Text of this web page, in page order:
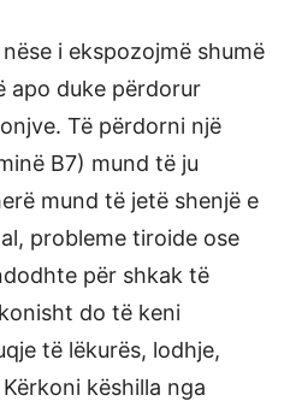
i ekspozojmë shumë
apo duke përdorur
Të përdorni një
B7) mund të ju
mund të jetë shenjë e
probleme tiroide ose
për shkak të
do të keni
të lëkurës, lodhje,
këshilla nga